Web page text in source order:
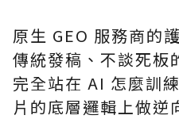
原生 GEO 服務商的
傳統發稿、不談死板
完全站在 AI 怎麼訓
片的底層邏輯上做逆